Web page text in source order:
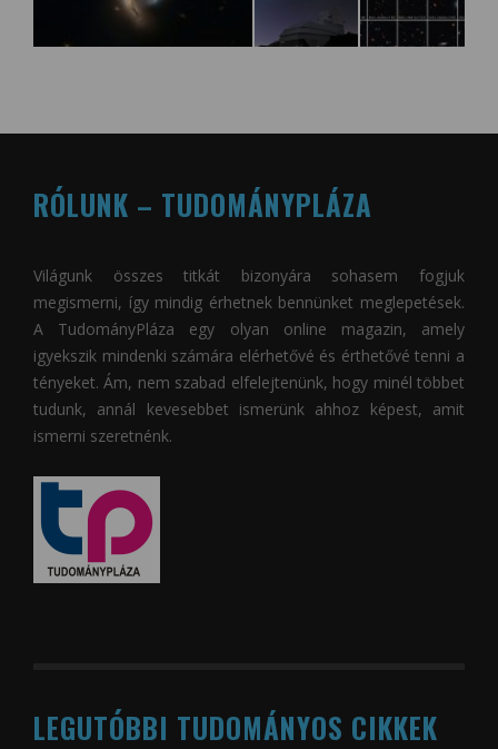
RÓLUNK – TUDOMÁNYPLÁZA
Világunk összes titkát bizonyára sohasem fogjuk
megismerni, így mindig érhetnek bennünket meglepetések.
A TudományPláza egy olyan online magazin, amely
igyekszik mindenki számára elérhetővé és érthetővé tenni a
tényeket. Ám, nem szabad elfelejtenünk, hogy minél többet
tudunk, annál kevesebbet ismerünk ahhoz képest, amit
ismerni szeretnénk.
LEGUTÓBBI TUDOMÁNYOS CIKKEK